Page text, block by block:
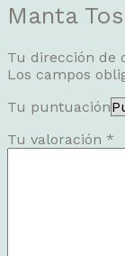
Manta
Tu dirección de
Los campos
Tu puntuación
Tu valoración *